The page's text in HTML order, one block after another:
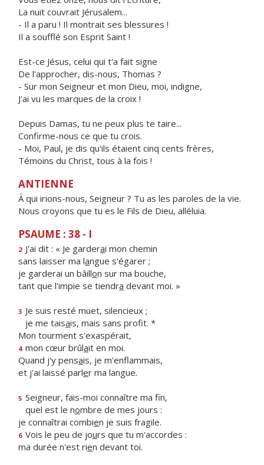
La nuit couvrait Jérusalem...
- Il a paru ! Il montrait ses blessures !
Il a soufflé son Esprit Saint !
Est-ce Jésus, celui qui t'a fait signe
De l'approcher, dis-nous, Thomas ?
- Sur mon Seigneur et mon Dieu, moi, indigne,
J'ai vu les marques de la croix !
Depuis Damas, tu ne peux plus te taire...
Confirme-nous ce que tu crois.
- Moi, Paul, je dis qu'ils étaient cinq cents frères,
Témoins du Christ, tous à la fois !
ANTIENNE
À qui irions-nous, Seigneur ? Tu as les paroles de la vie.
Nous croyons que tu es le Fils de Dieu, alléluia.
PSAUME : 38 - I
2 J'ai dit : « Je garderai mon chemin
sans laisser ma langue s'égarer ;
je garderai un bâillon sur ma bouche,
tant que l'impie se tiendra devant moi. »
3 Je suis resté muet, silencieux ;
je me taisais, mais sans profit. *
Mon tourment s'exaspérait,
4 mon cœur brûlait en moi.
Quand j'y pensais, je m'enflammais,
et j'ai laissé parler ma langue.
5 Seigneur, fais-moi connaître ma fin,
quel est le nombre de mes jours :
je connaîtrai combien je suis fragile.
6 Vois le peu de jours que tu m'accordes :
ma durée n'est rien devant toi.